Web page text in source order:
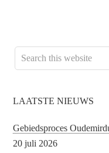
LAATSTE NIEUWS
Gebiedsproces
20 juli 2026